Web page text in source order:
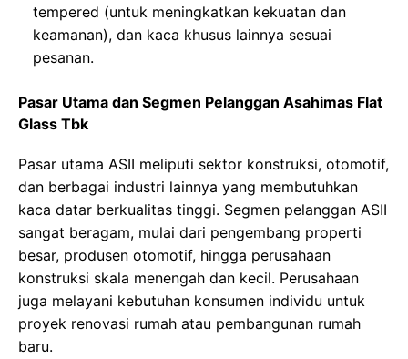
tempered (untuk meningkatkan kekuatan dan
keamanan), dan kaca khusus lainnya sesuai
pesanan.
Pasar Utama dan Segmen Pelanggan Asahimas Flat
Glass Tbk
Pasar utama ASII meliputi sektor konstruksi, otomotif,
dan berbagai industri lainnya yang membutuhkan
kaca datar berkualitas tinggi. Segmen pelanggan ASII
sangat beragam, mulai dari pengembang properti
besar, produsen otomotif, hingga perusahaan
konstruksi skala menengah dan kecil. Perusahaan
juga melayani kebutuhan konsumen individu untuk
proyek renovasi rumah atau pembangunan rumah
baru.